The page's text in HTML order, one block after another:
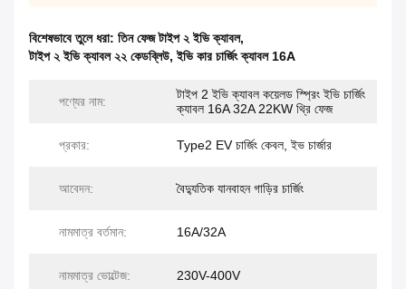
বিশেষভাবে তুলে ধরা: তিন ফেজ টাইপ ২ ইভি ক্যাবল,
টাইপ ২ ইভি ক্যাবল ২২ কেডব্লিউ,ইভি কার চার্জিং ক্যাবল 16A
পণ্যের নাম:
টাইপ 2 ইভি ক্যাবল কয়েলড স্প্রিং ইভি চার্জিং
ক্যাবল 16A 32A 22KW থ্রি ফেজ
প্রকার: Type2 EV চার্জিং কেবল, ইভ চার্জার
আবেদন: বৈদ্যুতিক যানবাহন গাড়ির চার্জিং
নামমাত্র বর্তমান: 16A/32A
নামমাত্র ভোল্টেজ: 230V-400V